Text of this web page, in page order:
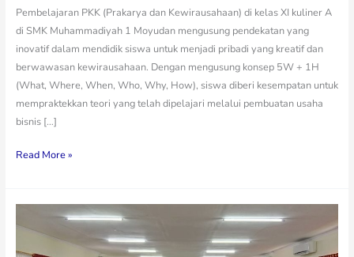
Pembelajaran PKK (Prakarya dan Kewirausahaan) di kelas XI kuliner A
di SMK Muhammadiyah 1 Moyudan mengusung pendekatan yang
inovatif dalam mendidik siswa untuk menjadi pribadi yang kreatif dan
berwawasan kewirausahaan. Dengan mengusung konsep 5W + 1H
(What, Where, When, Who, Why, How), siswa diberi kesempatan untuk
mempraktekkan teori yang telah dipelajari melalui pembuatan usaha
bisnis […]
Read More »
Peningkatan
Kemampuan
Bahasa